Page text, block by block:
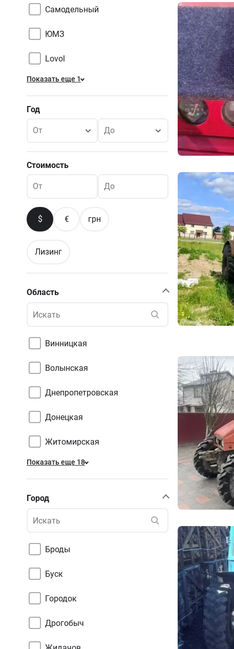
Самодельный
ЮМЗ
Lovol
Показать еще 1
Год
От До
Стоимость
От До
$ € грн
Лизинг
Область
Винницкая
Волынская
Днепропетровская
Донецкая
Житомирская
Показать еще 18
Город
Броды
Буск
Городок
Дрогобыч